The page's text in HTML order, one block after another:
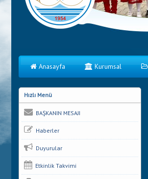
Anasayfa Kurumsal
Hızlı Menü
BAŞKANIN MESAJI
Haberler
Duyurular
Etkinlik Takvimi